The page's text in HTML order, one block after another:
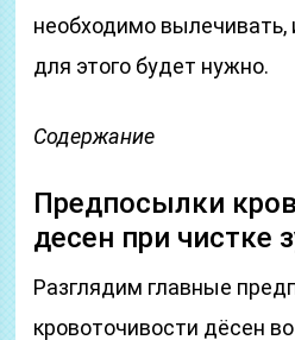
необходимо
для этого будет нужно.
Содержание
Предпосылки
десен при чистке
Разглядим главные
кровоточивости дёсен